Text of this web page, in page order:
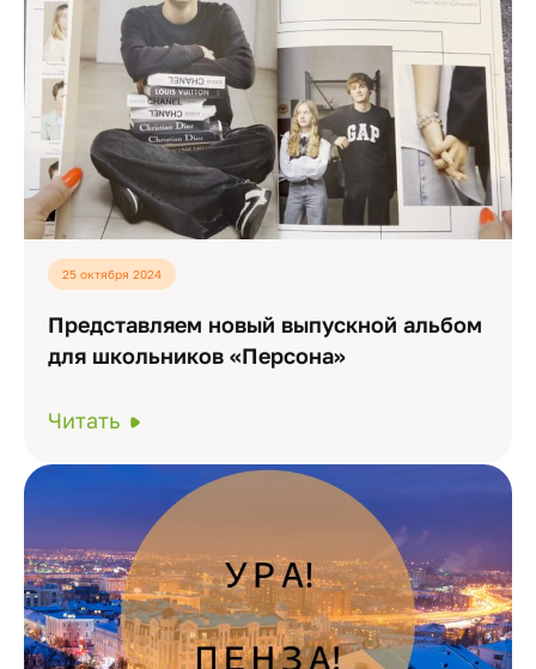
25 октября 2024
Представляем новый выпускной альбом
для школьников «Персона»
Читать